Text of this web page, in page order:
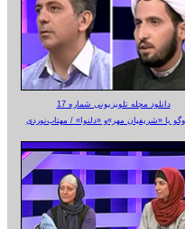
دانلود مجله تلویزیونی شماره 17
با «شریفیان مهر»‌و «دلنوا» / مهتاب‌نوردی